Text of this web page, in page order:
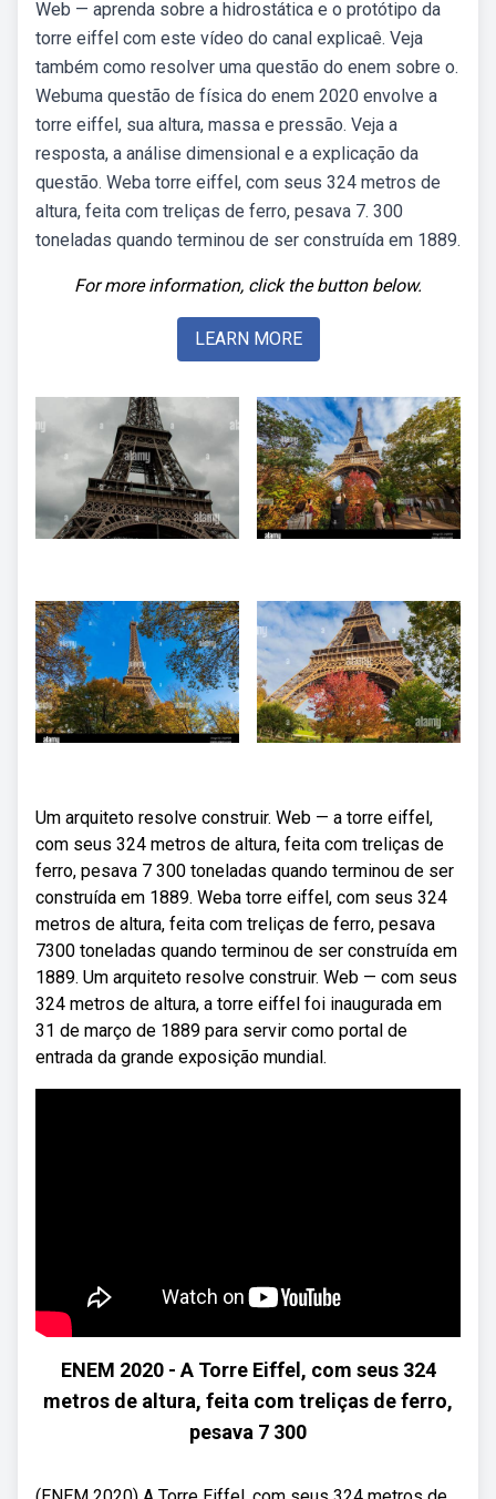
Web — aprenda sobre a hidrostática e o protótipo da
torre eiffel com este vídeo do canal explicaê. Veja
também como resolver uma questão do enem sobre o.
Webuma questão de física do enem 2020 envolve a
torre eiffel, sua altura, massa e pressão. Veja a
resposta, a análise dimensional e a explicação da
questão. Weba torre eiffel, com seus 324 metros de
altura, feita com treliças de ferro, pesava 7. 300
toneladas quando terminou de ser construída em 1889.
For more information, click the button below.
LEARN MORE
Um arquiteto resolve construir. Web — a torre eiffel,
com seus 324 metros de altura, feita com treliças de
ferro, pesava 7 300 toneladas quando terminou de ser
construída em 1889. Weba torre eiffel, com seus 324
metros de altura, feita com treliças de ferro, pesava
7300 toneladas quando terminou de ser construída em
1889. Um arquiteto resolve construir. Web — com seus
324 metros de altura, a torre eiffel foi inaugurada em
31 de março de 1889 para servir como portal de
entrada da grande exposição mundial.
ENEM 2020 - A Torre Eiffel, com seus 324
metros de altura, feita com treliças de ferro,
pesava 7 300